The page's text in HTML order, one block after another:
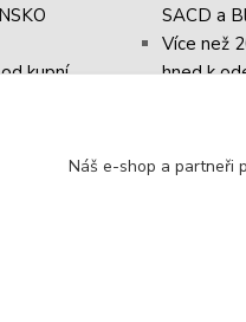
kupní
SACD a
Více než
hned k
Náš e-shop a partneři